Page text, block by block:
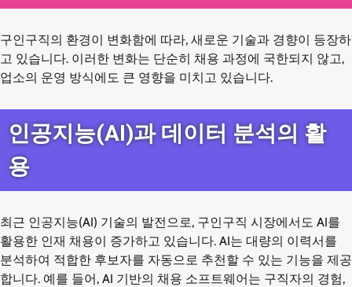
구인구직의 환경이 변화함에 따라, 새로운 기술과 경향이 등장하
고 있습니다. 이러한 변화는 단순히 채용 과정에 국한되지 않고,
업소의 운영 방식에도 큰 영향을 미치고 있습니다.
인공지능(AI)과 데이터 분석의 활
용
최근 인공지능(AI) 기술의 발전으로, 구인구직 시장에서도 AI를
활용한 인재 채용이 증가하고 있습니다. AI는 대량의 이력서를
분석하여 적합한 후보자를 자동으로 추천할 수 있는 기능을 제공
합니다. 예를 들어, AI 기반의 채용 소프트웨어는 구직자의 경험,